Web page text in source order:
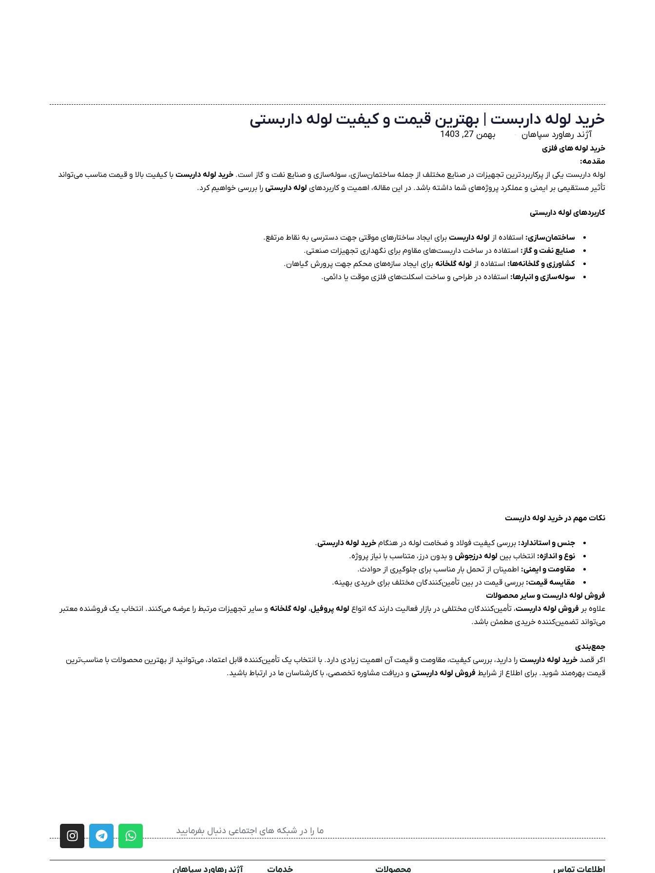
خرید لوله داربست | بهترین قیمت و کیفیت لوله داربستی
آژند رهاورد سپاهان بهمن 27, 1403
خرید لوله های فلزی
مقدمه:
لوله داربست یکی از پرکاربردترین تجهیزات در صنایع مختلف از جمله ساختمان‌سازی، سوله‌سازی و صنایع نفت و گاز است. خرید لوله داربست با کیفیت بالا و قیمت مناسب می‌تواند
تأثیر مستقیمی بر ایمنی و عملکرد پروژه‌های شما داشته باشد. در این مقاله، اهمیت و کاربردهای لوله داربستی را بررسی خواهیم کرد.
کاربردهای لوله داربستی
ساختمان‌سازی: استفاده از لوله داربست برای ایجاد ساختارهای موقتی جهت دسترسی به نقاط مرتفع.
صنایع نفت و گاز : استفاده در ساخت داربست‌های مقاوم برای نگهداری تجهیزات صنعتی.
کشاورزی و گلخانه‌ها: استفاده از لوله گلخانه برای ایجاد سازه‌های محکم جهت پرورش گیاهان.
سوله‌سازی و انبارها: استفاده در طراحی و ساخت اسکلت‌های فلزی موقت یا دائمی.
نکات مهم در خرید لوله داربست
جنس و استاندارد: بررسی کیفیت فولاد و ضخامت لوله در هنگام خرید لوله داربستی.
نوع و اندازه: انتخاب بین لوله درزجوش و بدون درز، متناسب با نیاز پروژه.
مقاومت و ایمنی: اطمینان از تحمل بار مناسب برای جلوگیری از حوادث.
مقایسه قیمت: بررسی قیمت در بین تأمین‌کنندگان مختلف برای خریدی بهینه.
فروش لوله داربست و سایر محصولات
علاوه بر فروش لوله داربست، تأمین‌کنندگان مختلفی در بازار فعالیت دارند که انواع لوله پروفیل، لوله گلخانه و سایر تجهیزات مرتبط را عرضه می‌کنند. انتخاب یک فروشنده معتبر
می‌تواند تضمین‌کننده خریدی مطمئن باشد.
جمع‌بندی
اگر قصد خرید لوله داربست را دارید، بررسی کیفیت، مقاومت و قیمت آن اهمیت زیادی دارد. با انتخاب یک تأمین‌کننده قابل اعتماد، می‌توانید از بهترین محصولات با مناسب‌ترین
قیمت بهره‌مند شوید. برای اطلاع از شرایط فروش لوله داربستی و دریافت مشاوره تخصصی، با کارشناسان ما در ارتباط باشید.
ما را در شبکه های اجتماعی دنبال بفرمایید
اطلاعات تماس محصولات خدمات آژند رهاورد سپاهان